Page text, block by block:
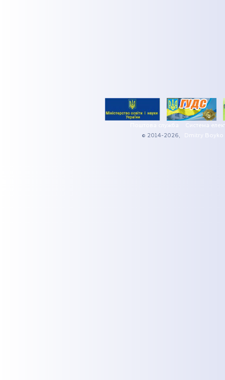
Поштова служба
Система
© 2014-2026,
Dmitry Boyko